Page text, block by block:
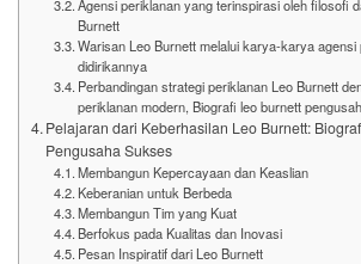
Agensi periklanan yang terinspirasi oleh filosofi
Burnett
Warisan Leo Burnett melalui karya-karya agensi
didirikannya
Perbandingan strategi periklanan Leo Burnett
periklanan modern, Biografi leo burnett
Pelajaran dari Keberhasilan Leo Burnett:
Pengusaha Sukses
Membangun Kepercayaan dan Keaslian
Keberanian untuk Berbeda
Membangun Tim yang Kuat
Berfokus pada Kualitas dan Inovasi
Pesan Inspiratif dari Leo Burnett